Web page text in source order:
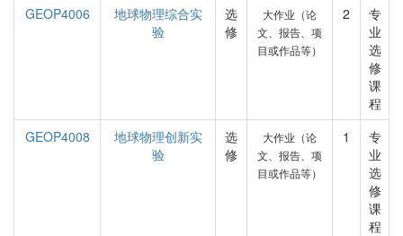
GEOP4006
地球物理综合实
验
选
修
大作业（论
文、报告、项
目或作品等）
2
专
业
选
修
课
程
GEOP4008
地球物理创新实
验
选
修
大作业（论
文、报告、项
目或作品等）
1
专
业
选
修
课
程